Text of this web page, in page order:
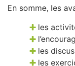
En somme, les
les
les
les